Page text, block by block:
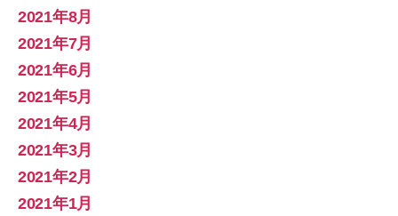
2021年8月
2021年7月
2021年6月
2021年5月
2021年4月
2021年3月
2021年2月
2021年1月